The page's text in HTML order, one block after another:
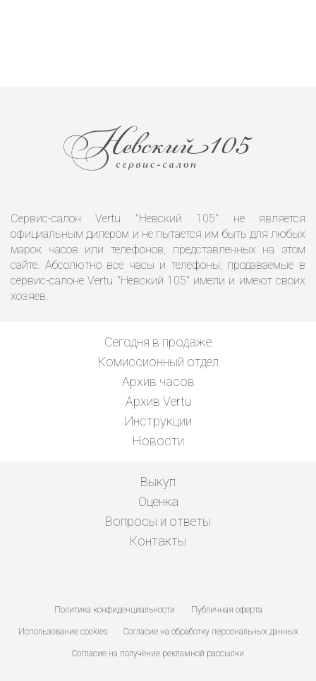
Сервис-салон Vertu "Невский 105" не является
официальным дилером и не пытается им быть для любых
марок часов или телефонов, представленных на этом
сайте. Абсолютно все часы и телефоны, продаваемые в
сервис-салоне Vertu "Невский 105" имели и имеют своих
хозяев.
Сегодня в продаже
Комиссионный отдел
Архив часов
Архив Vertu
Инструкции
Новости
Выкуп
Оценка
Вопросы и ответы
Контакты
Политика конфиденциальности Публичная оферта
Использование cookies Согласие на обработку персональных данных
Согласие на получение рекламной рассылки